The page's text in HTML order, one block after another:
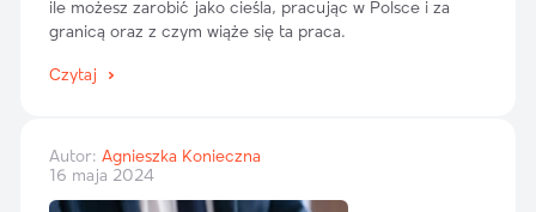
ile możesz zarobić jako cieśla, pracując w Polsce i za
granicą oraz z czym wiąże się ta praca.
Czytaj
16 maja 2024
Autor: Agnieszka Konieczna